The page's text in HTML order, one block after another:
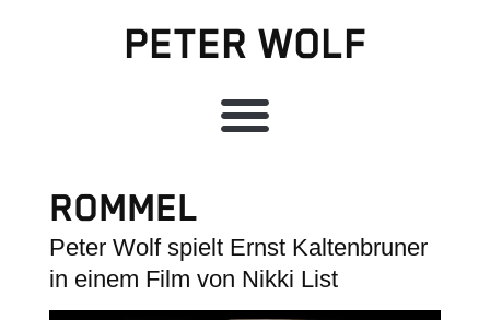
PETER WOLF
ROMMEL
Peter Wolf spielt Ernst Kaltenbruner
in einem Film von Nikki List